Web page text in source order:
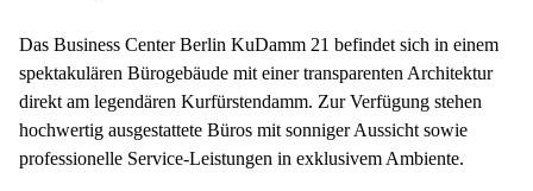
Das Business Center Berlin KuDamm 21 befindet sich in einem
spektakulären Bürogebäude mit einer transparenten Architektur
direkt am legendären Kurfürstendamm. Zur Verfügung stehen
hochwertig ausgestattete Büros mit sonniger Aussicht sowie
professionelle Service-Leistungen in exklusivem Ambiente.